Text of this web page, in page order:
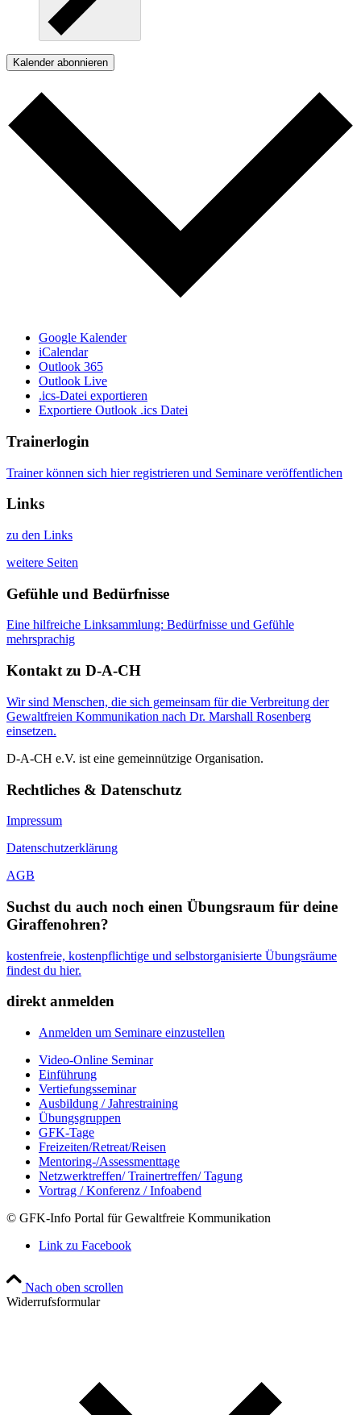
Kalender abonnieren
Google Kalender
iCalendar
Outlook 365
Outlook Live
.ics-Datei exportieren
Exportiere Outlook .ics Datei
Trainerlogin
Trainer können sich hier registrieren und Seminare veröffentlichen
Links
zu den Links
weitere Seiten
Gefühle und Bedürfnisse
Eine hilfreiche Linksammlung: Bedürfnisse und Gefühle
mehrsprachig
Kontakt zu D-A-CH
Wir sind Menschen, die sich gemeinsam für die Verbreitung der
Gewaltfreien Kommunikation nach Dr. Marshall Rosenberg
einsetzen.
D-A-CH e.V. ist eine gemeinnützige Organisation.
Rechtliches & Datenschutz
Impressum
Datenschutzerklärung
AGB
Suchst du auch noch einen Übungsraum für deine
Giraffenohren?
kostenfreie, kostenpflichtige und selbstorganisierte Übungsräume
findest du hier.
direkt anmelden
Anmelden um Seminare einzustellen
Video-Online Seminar
Einführung
Vertiefungsseminar
Ausbildung / Jahrestraining
Übungsgruppen
GFK-Tage
Freizeiten/Retreat/Reisen
Mentoring-/Assessmenttage
Netzwerktreffen/ Trainertreffen/ Tagung
Vortrag / Konferenz / Infoabend
© GFK-Info Portal für Gewaltfreie Kommunikation
Link zu Facebook
Nach oben scrollen
Widerrufsformular